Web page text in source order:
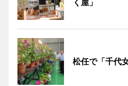
く屋」
松任で「千代